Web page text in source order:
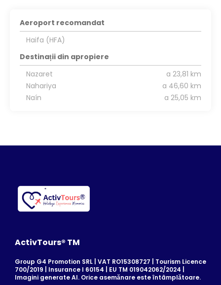
Aeroport recomandat
Haifa (HFA)
Destinații din apropiere
Nazaret
a 23,81 km
Nahariya
a 46,60 km
Naín
a 25,05 km
ActivTours® TM
Group G4 Promotion SRL | VAT RO15308727 | Tourism Licence
700/2019 | Insurance I 60154 | EU TM 019042062/2024 |
Imagini generate AI. Orice asemănare este întâmplătoare.